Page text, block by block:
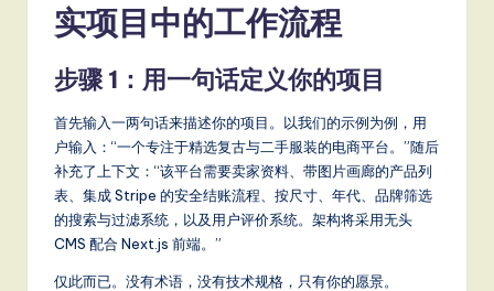
in
o
ft
w
实项目中的工作流程
步骤 1：用一句话定义你的项目
首先输入一两句话来描述你的项目。以我们的示例为例，用
户输入：“一个专注于精选复古与二手服装的电商平台。”随后
补充了上下文：“该平台需要卖家资料、带图片画廊的产品列
表、集成 Stripe 的安全结账流程、按尺寸、年代、品牌筛选
的搜索与过滤系统，以及用户评价系统。架构将采用无头
CMS 配合 Next.js 前端。”
仅此而已。没有术语，没有技术规格，只有你的愿景。